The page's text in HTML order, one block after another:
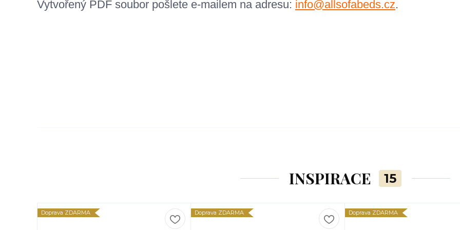
Vytvořený PDF soubor pošlete e-mailem na adresu: info@allsofabeds.cz.
INSPIRACE 15
Doprava ZDARMA Doprava ZDARMA Doprava ZDARMA